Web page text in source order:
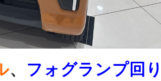
、 フォグランプ回